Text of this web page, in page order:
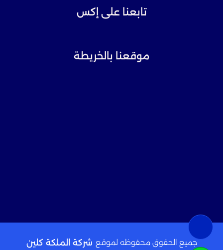
تابعنا على إكس
موقعنا بالخريطة
جميع الحقوق محفوظه لموقع شركة الملكة كلين